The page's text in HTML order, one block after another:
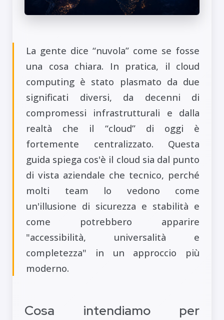
La gente dice “nuvola” come se fosse
una cosa chiara. In pratica, il cloud
computing è stato plasmato da due
significati diversi, da decenni di
compromessi infrastrutturali e dalla
realtà che il “cloud” di oggi è
fortemente centralizzato. Questa
guida spiega cos'è il cloud sia dal punto
di vista aziendale che tecnico, perché
molti team lo vedono come
un'illusione di sicurezza e stabilità e
come potrebbero apparire
"accessibilità, universalità e
completezza" in un approccio più
moderno.
Cosa intendiamo per